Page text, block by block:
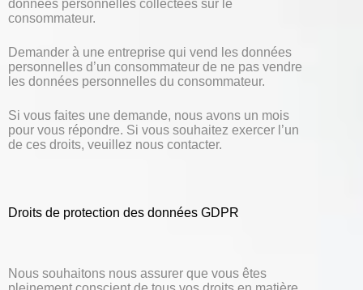
données personnelles collectées sur le
consommateur.
Demander à une entreprise qui vend les données
personnelles d’un consommateur de ne pas vendre
les données personnelles du consommateur.
Si vous faites une demande, nous avons un mois
pour vous répondre. Si vous souhaitez exercer l’un
de ces droits, veuillez nous contacter.
Droits de protection des données GDPR
Nous souhaitons nous assurer que vous êtes